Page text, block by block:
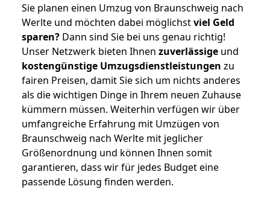
Sie planen einen Umzug von Braunschweig nach
Werlte und möchten dabei möglichstviel Geld
sparen? Dann sind Sie bei uns genau richtig!
Unser Netzwerk bieten Ihnen zuverlässige und
kostengünstige Umzugsdienstleistungen zu
fairen Preisen, damit Sie sich um nichts anderes
als die wichtigen Dinge in Ihrem neuen Zuhause
kümmern müssen. Weiterhin verfügen wir über
umfangreiche Erfahrung mit Umzügen von
Braunschweig nach Werlte mit jeglicher
Größenordnung und können Ihnen somit
garantieren, dass wir für jedes Budget eine
passende Lösung finden werden.